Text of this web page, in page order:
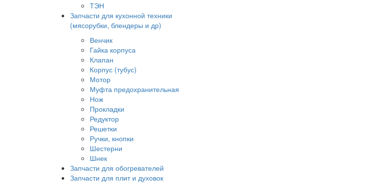
ТЭН
Запчасти для кухонной техники
(мясорубки, блендеры и др)
Венчик
Гайка корпуса
Клапан
Корпус (тубус)
Мотор
Муфта предохранительная
Нож
Прокладки
Редуктор
Решетки
Ручки, кнопки
Шестерни
Шнек
Запчасти для обогревателей
Запчасти для плит и духовок